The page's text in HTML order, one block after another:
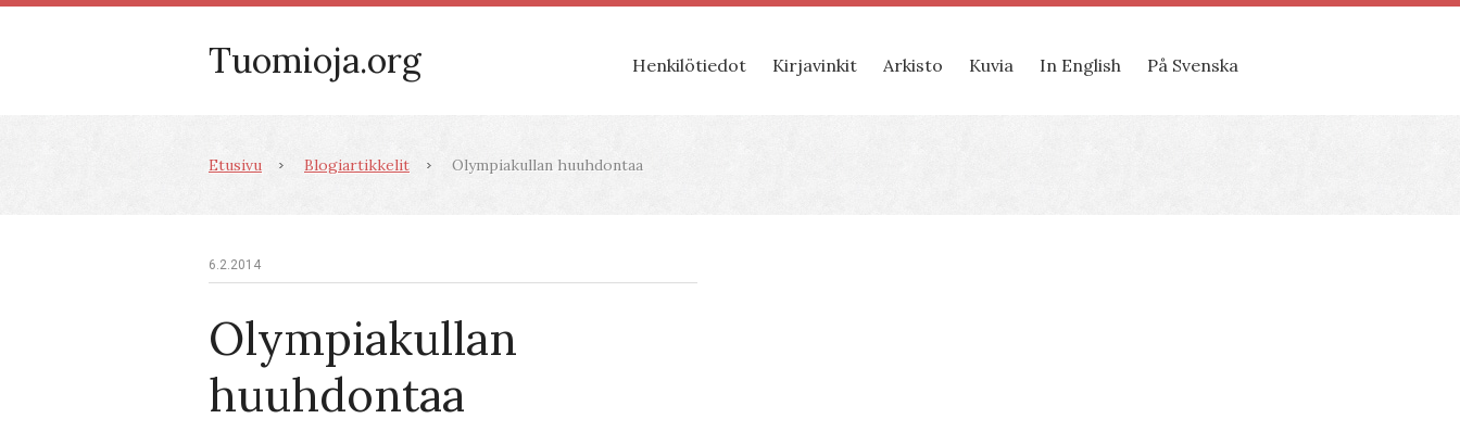
Tuomioja.org Henkilötiedot Kirjavinkit Arkisto Kuvia In English På Svenska
Etusivu Blogiartikkelit Olympiakullan huuhdontaa
6.2.2014
Olympiakullan
huuhdontaa